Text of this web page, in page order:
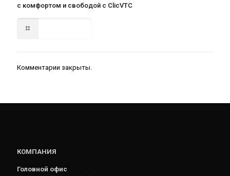
с комфортом и свободой с ClicVTC
Комментарии закрыты.
КОМПАНИЯ
Головной офис